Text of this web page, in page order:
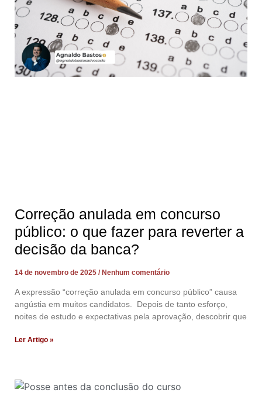
Correção anulada em concurso
público: o que fazer para reverter a
decisão da banca?
14 de novembro de 2025 Nenhum comentário
A expressão “correção anulada em concurso público” causa
angústia em muitos candidatos. Depois de tanto esforço,
noites de estudo e expectativas pela aprovação, descobrir que
Ler Artigo »